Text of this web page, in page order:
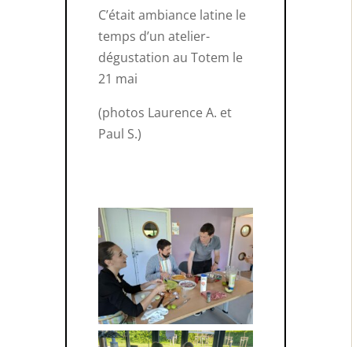
C’était ambiance latine le
temps d’un atelier-
dégustation au Totem le
21 mai
(photos Laurence A. et
Paul S.)